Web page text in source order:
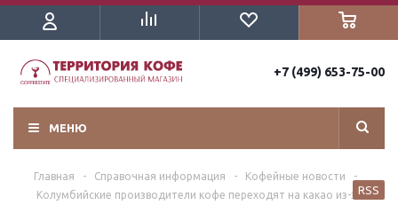
+7 (499) 653-75-00
МЕНЮ
Главная - Справочная информация - Кофейные новости
-
Колумбийские производители кофе переходят на какао из-заRSS